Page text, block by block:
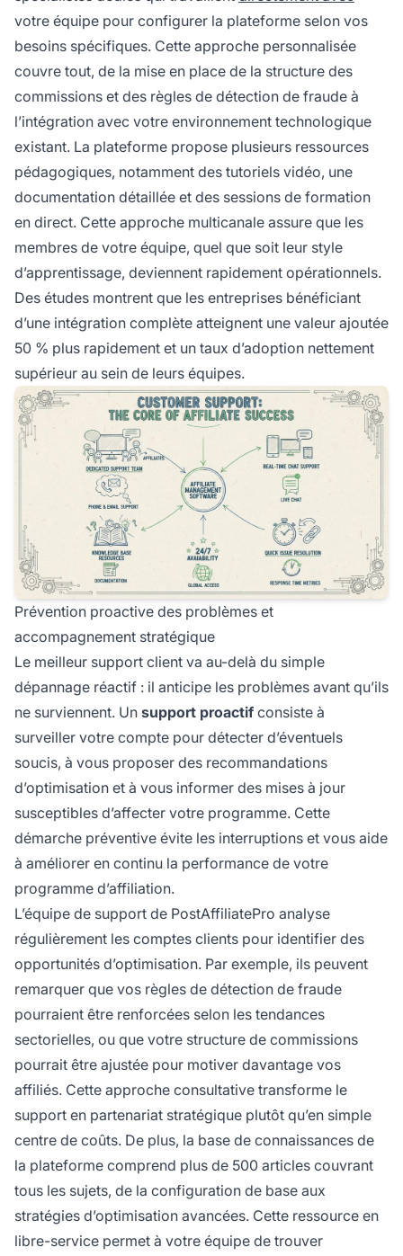
votre équipe pour configurer la plateforme selon vos
besoins spécifiques. Cette approche personnalisée
couvre tout, de la mise en place de la structure des
commissions et des règles de détection de fraude à
l’intégration avec votre environnement technologique
existant. La plateforme propose plusieurs ressources
pédagogiques, notamment des tutoriels vidéo, une
documentation détaillée et des sessions de formation
en direct. Cette approche multicanale assure que les
membres de votre équipe, quel que soit leur style
d’apprentissage, deviennent rapidement opérationnels.
Des études montrent que les entreprises bénéficiant
d’une intégration complète atteignent une valeur ajoutée
50 % plus rapidement et un taux d’adoption nettement
supérieur au sein de leurs équipes.
Prévention proactive des problèmes et
accompagnement stratégique
Le meilleur support client va au-delà du simple
dépannage réactif : il anticipe les problèmes avant qu’ils
ne surviennent. Un support proactif consiste à
surveiller votre compte pour détecter d’éventuels
soucis, à vous proposer des recommandations
d’optimisation et à vous informer des mises à jour
susceptibles d’affecter votre programme. Cette
démarche préventive évite les interruptions et vous aide
à améliorer en continu la performance de votre
programme d’affiliation.
L’équipe de support de PostAffiliatePro analyse
régulièrement les comptes clients pour identifier des
opportunités d’optimisation. Par exemple, ils peuvent
remarquer que vos règles de détection de fraude
pourraient être renforcées selon les tendances
sectorielles, ou que votre structure de commissions
pourrait être ajustée pour motiver davantage vos
affiliés. Cette approche consultative transforme le
support en partenariat stratégique plutôt qu’en simple
centre de coûts. De plus, la base de connaissances de
la plateforme comprend plus de 500 articles couvrant
tous les sujets, de la configuration de base aux
stratégies d’optimisation avancées. Cette ressource en
libre-service permet à votre équipe de trouver